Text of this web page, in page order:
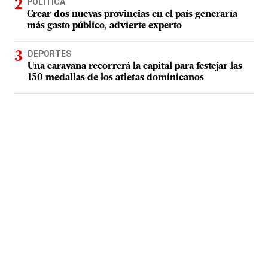
Crear dos nuevas provincias en el país generaría
más gasto público, advierte experto
DEPORTES
Una caravana recorrerá la capital para festejar las
150 medallas de los atletas dominicanos